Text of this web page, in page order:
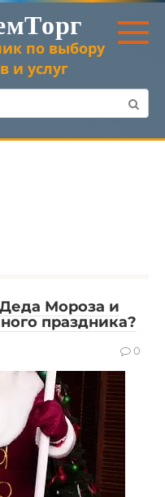
по выбору
и услуг
Мороза и
праздника?
0